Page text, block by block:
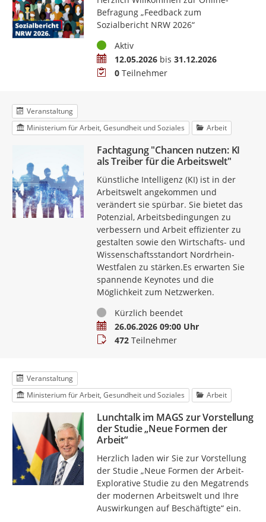
Befragung „Feedback zum
Sozialbericht NRW 2026“
StatusAktiv
Zeitraum12.05.2026bis 31.12.2026
Teilnehmer
0Teilnehmer
Veranstaltung
Ministerium für Arbeit, Gesundheit und Soziales
Arbeit
Fachtagung "Chancen nutzen: KI
als Treiber für die Arbeitswelt"
Künstliche Intelligenz (KI) ist in der
Arbeitswelt angekommen und
verändert sie spürbar. Sie bietet das
Potenzial, Arbeitsbedingungen zu
verbessern und Arbeit effizienter zu
gestalten sowie den Wirtschafts- und
Wissenschaftsstandort Nordrhein-
Westfalen zu stärken.Es erwarten Sie
spannende Keynotes und die
Möglichkeit zum Netzwerken.
StatusKürzlich beendet
Termin26.06.2026 09:00 Uhr
Teilnehmer
472Teilnehmer
Veranstaltung
Ministerium für Arbeit, Gesundheit und Soziales
Arbeit
Lunchtalk im MAGS zur Vorstellung
der Studie „Neue Formen der
Arbeit“
Herzlich laden wir Sie zur Vorstellung
der Studie „Neue Formen der Arbeit-
Explorative Studie zu den Megatrends
der modernen Arbeitswelt und Ihre
Auswirkungen auf Beschäftigte“ ein.